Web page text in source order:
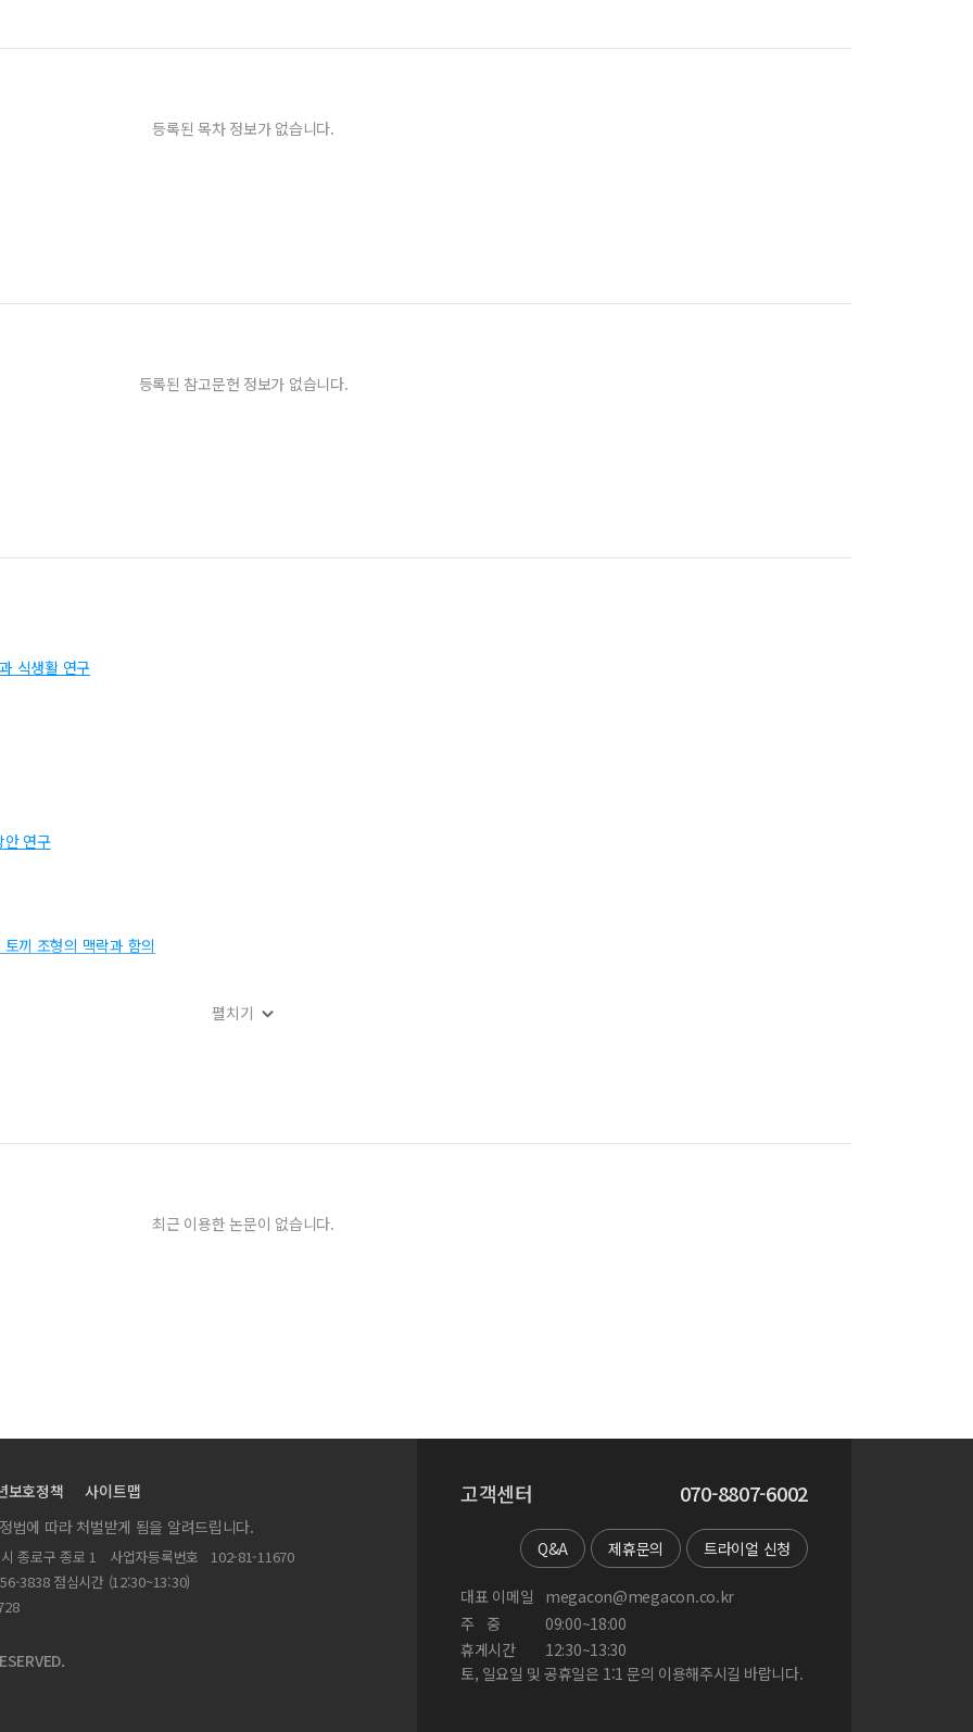
등록된 목차 정보가 없습니다.
등록된 참고문헌 정보가 없습니다.
식생활 연구
안 연구
끼 조형의 맥락과 함의
펼치기
최근 이용한 논문이 없습니다.
보호정책
사이트맵
법에 따라 처벌받게 됨을 알려드립니다.
종로구 종로 1 사업자등록번호
102-81-11670
3838 점심시간 (12:30~13:30)
고객센터 070-8807-6002
Q&A 제휴문의 트라이얼 신청
대표 이메일
megacon@megacon.co.kr
주
중
09:00~18:00
휴게시간
12:30~13:30
토, 일요일 및 공휴일은 1:1 문의 이용해주시길 바랍니다.